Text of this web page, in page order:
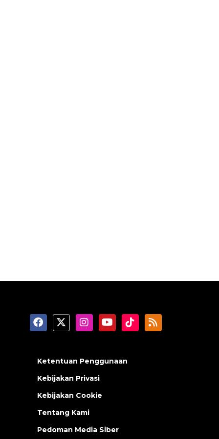
Ketentuan Penggunaan
Kebijakan Privasi
Kebijakan Cookie
Tentang Kami
Pedoman Media Siber